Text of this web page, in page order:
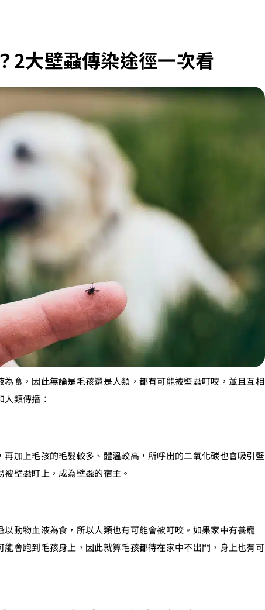
2大壁蝨傳染途徑一次看
食，因此無論是毛孩還是人類，都有可能被壁蝨叮咬，並且互相
類傳播：
加上毛孩的毛髮較多、體溫較高，所呼出的二氧化碳也會吸引壁
壁蝨盯上，成為壁蝨的宿主。
動物血液為食，所以人類也有可能會被叮咬。如果家中有養寵
會跑到毛孩身上，因此就算毛孩都待在家中不出門，身上也有可